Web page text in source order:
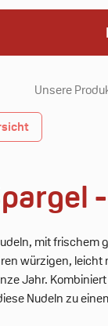
Unsere
mit frischem
würzigen,
Jahr.
Nudeln zu